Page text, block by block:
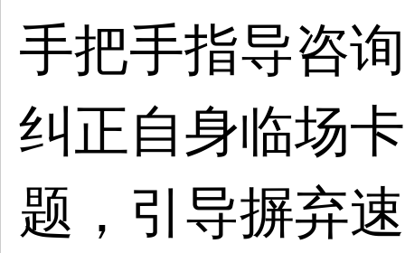
手把手指导咨
纠正自身临场
题，引导摒弃